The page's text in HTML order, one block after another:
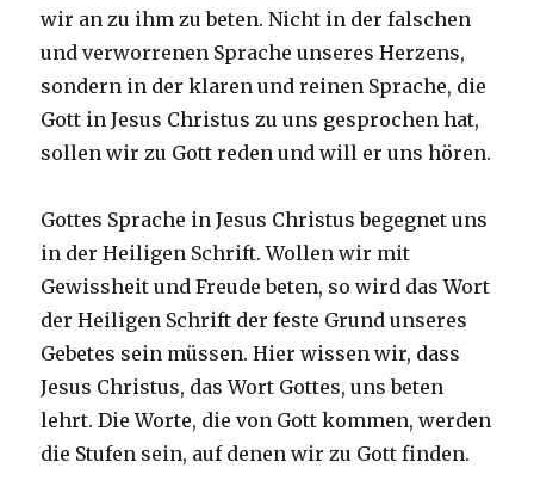
wir an zu ihm zu beten. Nicht in der falschen
und verworrenen Sprache unseres Herzens,
sondern in der klaren und reinen Sprache, die
Gott in Jesus Christus zu uns gesprochen hat,
sollen wir zu Gott reden und will er uns hören.
Gottes Sprache in Jesus Christus begegnet uns
in der Heiligen Schrift. Wollen wir mit
Gewissheit und Freude beten, so wird das Wort
der Heiligen Schrift der feste Grund unseres
Gebetes sein müssen. Hier wissen wir, dass
Jesus Christus, das Wort Gottes, uns beten
lehrt. Die Worte, die von Gott kommen, werden
die Stufen sein, auf denen wir zu Gott finden.